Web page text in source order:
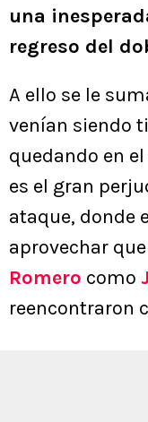
una
regreso del
A ello se le
venían siendo
quedando en
es el gran
ataque, donde
aprovechar
Romero como
reencontraron